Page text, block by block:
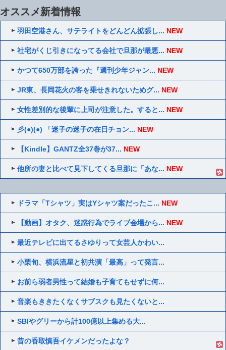
オススメ新着情報
羽田空港さん、サテライトをどんどん拡張し... NEW
社宅がくじ引きになってる会社で旦那が最悪... NEW
かつて650万部を誇った『週刊少年ジャン... NEW
JR東、長岡花火の客を乗せきれないためグ... NEW
女性差別的な後輩に上司が注意した。すると... NEW
彡(●)(●) 「迷子の迷子の在日チョン... NEW
【Kindle】GANTZ全37巻が37... NEW
他所の妻と比べて見下してくる旦那に「あな... NEW
ドラマ「Tシャツ」実はYシャツ案だったこ... NEW
【動画】オタク、迷惑行為でライブ会場から... NEW
最近テレビに出てるさゆりって女芸人かわい...
小栗旬、横浜流星と初共演「最高」って発言...
お前ら弱者男性って結婚も子育てもせずに何...
音楽もききたくなくサブスクも見たくないと...
SBIやグリーから計100億以上集める大...
昔の香取慎吾イケメンだったよな？